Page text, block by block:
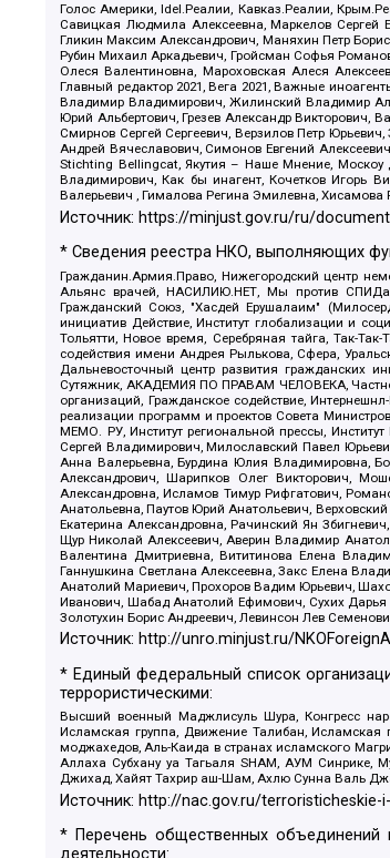
Голос Америки, Idel.Реалии, Кавказ.Реалии,
Савицкая Людмила Алексеевна, Маркелов Сергей
Гликин Максим Александрович, Маняхин Петр
Рубин Михаил Аркадьевич, Гройсман Софья
Олеся Валентиновна, Мароховская Алеся
Главный редактор 2021, Вега 2021, Важные
Владимир Владимирович, Жилинский Владимир
Юрий Альбертович, Грезев Александр Викторович,
Смирнов Сергей Сергеевич, Верзилов Петр
Андрей Вячеславович, Симонов Евгений
Stichting Bellingcat, Якутия – Наше Мнение, Москоу
Владимирович, Как бы инагент, Кочетков Игорь
Валерьевич , Гималова Регина Эмилевна, Хисамова
Источник: https://minjust.gov.ru/ru/
* Сведения реестра НКО, выполняющих
Гражданин.Армия.Право, Нижегородский центр
Альянс врачей, НАСИЛИЮ.НЕТ, Мы против СПИДа,
Гражданский Союз, "Хасдей Ерушалаим"
инициатив Действие, Институт глобализации и
Тольятти, Новое время, Серебряная тайга, Так-
содействия имени Андрея Рылькова, Сфера,
Дальневосточный центр развития гражданских
Сутяжник, АКАДЕМИЯ ПО ПРАВАМ ЧЕЛОВЕКА, Частное
организаций, Гражданское содействие,
реализации программ и проектов Совета
МЕМО. РУ, Институт региональной прессы,
Сергей Владимирович, Милославский Павел
Анна Валерьевна, Бурдина Юлия Владимировна,
Александрович, Шарипков Олег Викторович,
Александровна, Исламов Тимур Рифгатович,
Анатольевна, Паутов Юрий Анатольевич,
Екатерина Александровна, Рачинский Ян
Щур Николай Алексеевич, Аверин Владимир
Валентина Дмитриевна, Вититинова Елена
Ганнушкина Светлана Алексеевна, Закс Елена
Анатолий Мариевич, Прохоров Вадим Юрьевич,
Иванович, Шабад Анатолий Ефимович, Сухих
Золотухин Борис Андреевич, Левинсон Лев
Источник: http://unro.minjust.ru/
* Единый федеральный список
террористическими:
Высший военный Маджлисуль Шура, Конгресс
Исламская группа, Движение Талибан,
моджахедов, Аль-Каида в странах исламского
Аллаха Субхану уа Тагьаля SHAM, АУМ Синрике,
Джихад, Хайят Тахрир аш-Шам, Ахлю Сунна Валь
Источник: http://nac.gov.ru/terroristicheskie-
* Перечень общественных объединений
деятельности: